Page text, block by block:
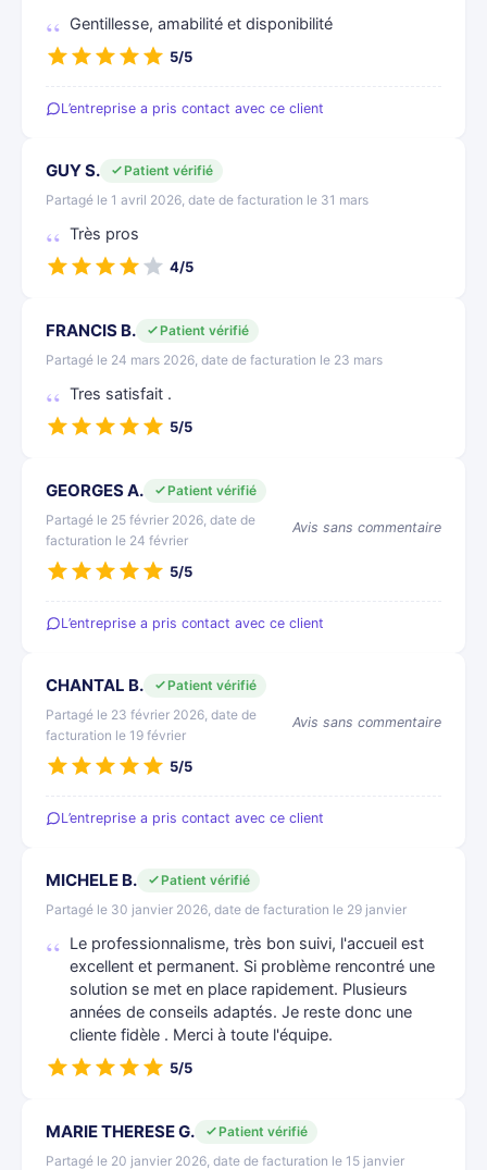
Gentillesse, amabilité et disponibilité
5/5
L’entreprise a pris contact avec ce client
GUY S.
Patient vérifié
Partagé le 1 avril 2026, date de facturation le 31 mars
Très pros
4/5
FRANCIS B.
Patient vérifié
Partagé le 24 mars 2026, date de facturation le 23 mars
Tres satisfait .
5/5
GEORGES A.
Patient vérifié
Partagé le 25 février 2026, date de
facturation le 24 février
Avis sans commentaire
5/5
L’entreprise a pris contact avec ce client
CHANTAL B.
Patient vérifié
Partagé le 23 février 2026, date de
facturation le 19 février
Avis sans commentaire
5/5
L’entreprise a pris contact avec ce client
MICHELE B.
Patient vérifié
Partagé le 30 janvier 2026, date de facturation le 29 janvier
Le professionnalisme, très bon suivi, l'accueil est
excellent et permanent. Si problème rencontré une
solution se met en place rapidement. Plusieurs
années de conseils adaptés. Je reste donc une
cliente fidèle . Merci à toute l'équipe.
5/5
MARIE THERESE G.
Patient vérifié
Partagé le 20 janvier 2026, date de facturation le 15 janvier